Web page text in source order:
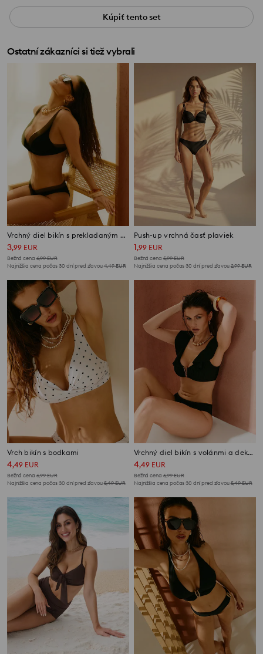
Kúpiť tento set
Ostatní zákazníci si tiež vybrali
Vrchný diel bikín s prekladaným výstrihom do V
3,99 EUR
Bežná cena 6,99EUR
Najnižšia cena počas 30 dní pred zľavou4,49EUR
Push-up vrchná časť plaviek
1,99 EUR
Bežná cena 5,99EUR
Najnižšia cena počas 30 dní pred zľavou2,99EUR
Vrch bikín s bodkami
4,49 EUR
Bežná cena 6,99EUR
Najnižšia cena počas 30 dní pred zľavou5,49EUR
Vrchný diel bikín s volánmi a dekoratívnym kovovým detailom
4,49 EUR
Bežná cena 6,99EUR
Najnižšia cena počas 30 dní pred zľavou5,49EUR